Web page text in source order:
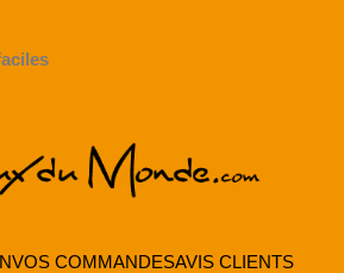
VOS COMMANDESAVIS CLIENTS